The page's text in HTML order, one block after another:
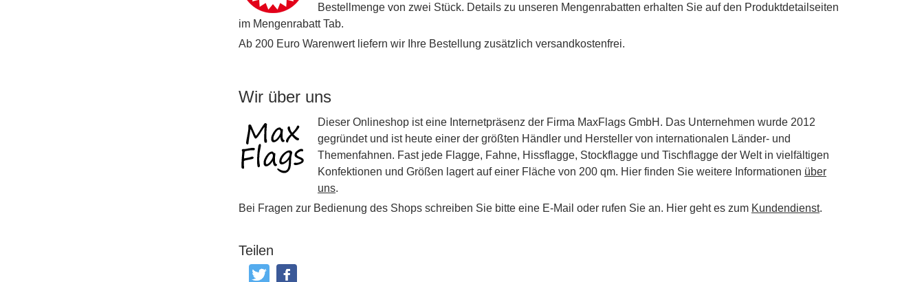
Bestellmenge von zwei Stück. Details zu unseren Mengenrabatten erhalten Sie auf den Produktdetailseiten
im Mengenrabatt Tab.
Ab 200 Euro Warenwert liefern wir Ihre Bestellung zusätzlich versandkostenfrei.
Wir über uns
Dieser Onlineshop ist eine Internetpräsenz der Firma MaxFlags GmbH. Das Unternehmen wurde 2012
gegründet und ist heute einer der größten Händler und Hersteller von internationalen Länder- und
Themenfahnen. Fast jede Flagge, Fahne, Hissflagge, Stockflagge und Tischflagge der Welt in vielfältigen
Konfektionen und Größen lagert auf einer Fläche von 200 qm. Hier finden Sie weitere Informationen über
uns.
Bei Fragen zur Bedienung des Shops schreiben Sie bitte eine E-Mail oder rufen Sie an. Hier geht es zum Kundendienst.
Teilen